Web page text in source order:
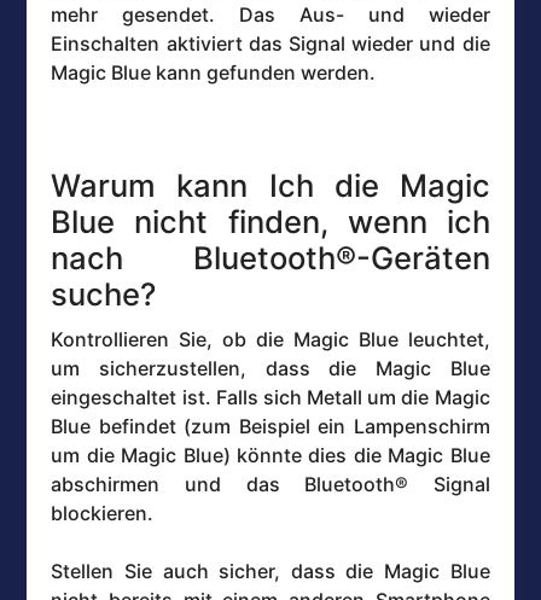
mehr gesendet. Das Aus- und wieder
Einschalten aktiviert das Signal wieder und die
Magic Blue kann gefunden werden.
Warum kann Ich die Magic
Blue nicht finden, wenn ich
nach Bluetooth®-Geräten
suche?
Kontrollieren Sie, ob die Magic Blue leuchtet,
um sicherzustellen, dass die Magic Blue
eingeschaltet ist. Falls sich Metall um die Magic
Blue befindet (zum Beispiel ein Lampenschirm
um die Magic Blue) könnte dies die Magic Blue
abschirmen und das Bluetooth® Signal
blockieren.
Stellen Sie auch sicher, dass die Magic Blue